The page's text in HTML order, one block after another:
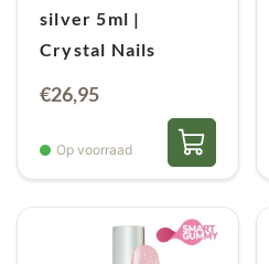
silver 5ml |
Crystal Nails
€26,95
Op voorraad